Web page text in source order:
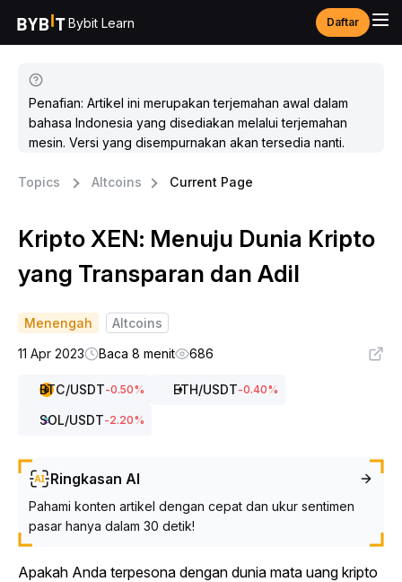
Bybit Learn Daftar
Penafian: Artikel ini merupakan terjemahan awal dalam
bahasa Indonesia yang disediakan melalui terjemahan
mesin. Versi yang disempurnakan akan tersedia nanti.
Topics Altcoins Current Page
Kripto XEN: Menuju Dunia Kripto
yang Transparan dan Adil
Menengah
Altcoins
11 Apr 2023
Baca 8 menit 686
BTC/USDT-0.50% ETH/USDT-0.40%
SOL/USDT-2.20%
Ringkasan AI
Pahami konten artikel dengan cepat dan ukur sentimen
pasar hanya dalam 30 detik!
Apakah Anda terpesona dengan dunia mata uang kripto